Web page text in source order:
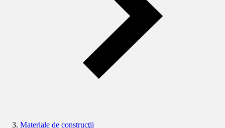
Materiale de construcţii